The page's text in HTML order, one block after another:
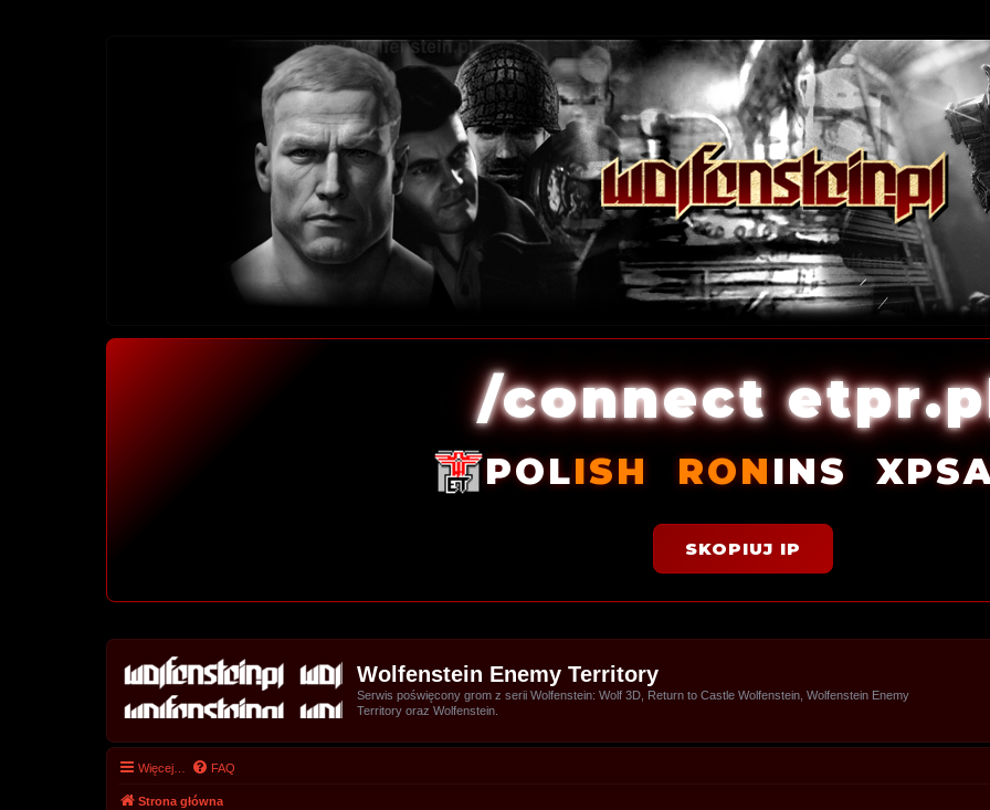
/connect
POLISH RONINS
SKOPIUJ IP
Wolfenstein Enemy Territory
Serwis poświęcony grom z serii Wolfenstein: Wolf 3D, Return to Castle Wolfenstein, Wolfenstein Enemy
Territory oraz Wolfenstein.
Więcej… FAQ
Strona główna